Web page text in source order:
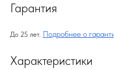
Гарантия
До 25 лет. Подробнее о
Характеристики